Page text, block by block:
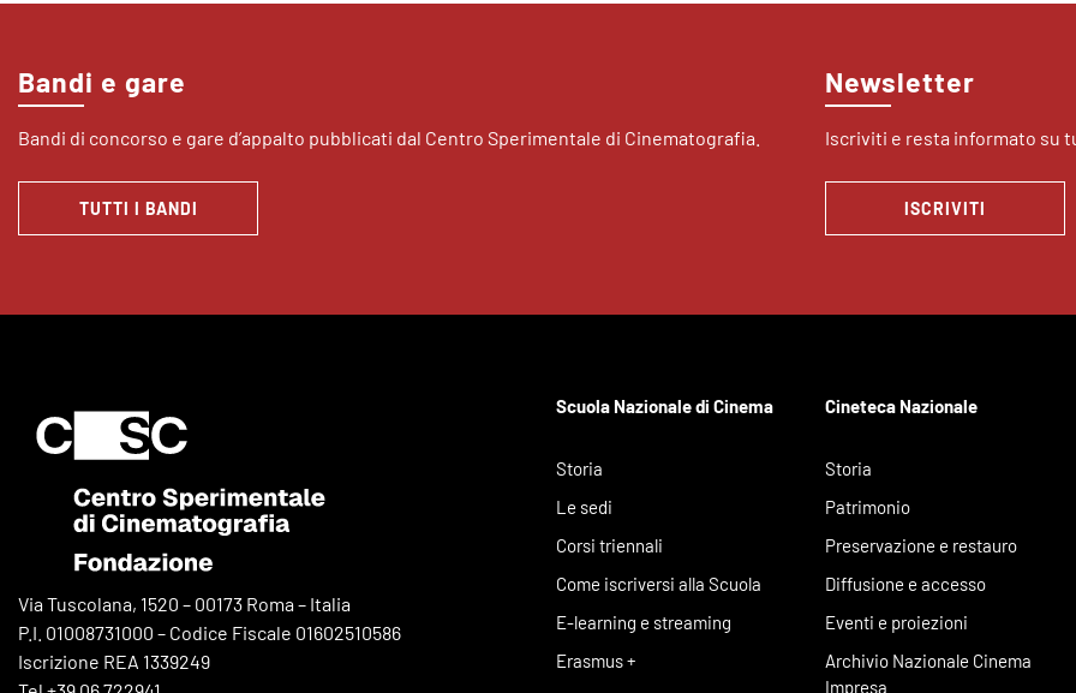
Bandi e gare
Bandi di concorso e gare d’appalto pubblicati dal Centro Sperimentale di Cinematografia.
TUTTI I BANDI
Newsletter
Iscriviti e resta informato su
ISCRIVITI
Via Tuscolana, 1520 – 00173 Roma – Italia
P.I. 01008731000 – Codice Fiscale 01602510586
Iscrizione REA 1339249
Scuola Nazionale di Cinema
Storia
Le sedi
Corsi triennali
Come iscriversi alla Scuola
E-learning e streaming
Erasmus +
Cineteca Nazionale
Storia
Patrimonio
Preservazione e restauro
Diffusione e accesso
Eventi e proiezioni
Archivio Nazionale Cinema
Impresa